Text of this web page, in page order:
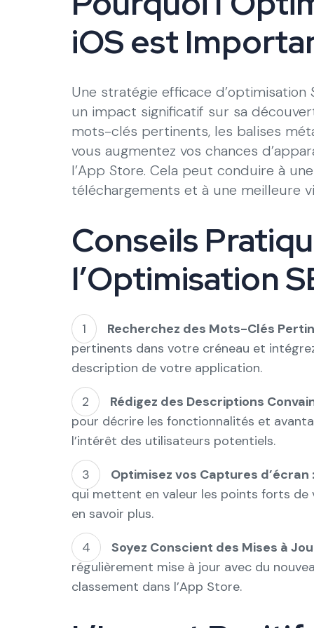
iOS est
Une stratégie efficace
un impact significatif sur sa
mots-clés pertinents, les balises
vous augmentez vos chances
l’App Store. Cela peut conduire à
téléchargements et à une meilleure
Conseils
l’Optimisation
Recherchez des Mots-Clés
pertinents dans votre créneau et
description de votre application.
Rédigez des Descriptions
pour décrire les fonctionnalités et
l’intérêt des utilisateurs potentiels.
Optimisez vos Captures d’écran :
qui mettent en valeur les points forts
en savoir plus.
Soyez Conscient des Mises à
régulièrement mise à jour avec du
classement dans l’App Store.